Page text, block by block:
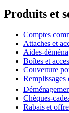
Produits et
Comptes
Attaches et
Aides-
Boîtes et
Couverture
Remplissages
Chèques-
Rabais et